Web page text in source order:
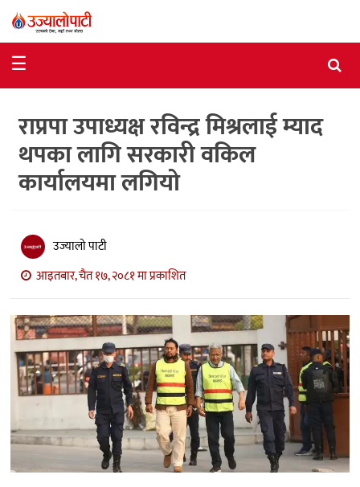
राजनीति
विशेष
आर्थिक
विचार
मनोरञ्जन
प्रविधि
खेलकुद
अन्य
☰
राप्रपा उपाध्यक्ष रविन्द्र मिश्रलाई म्याद
थपका लागि सरकारी वकिल
कार्यालयमा लगियो
उज्यालो पाटी
आइतबार, चैत १७, २०८१ मा प्रकाशित